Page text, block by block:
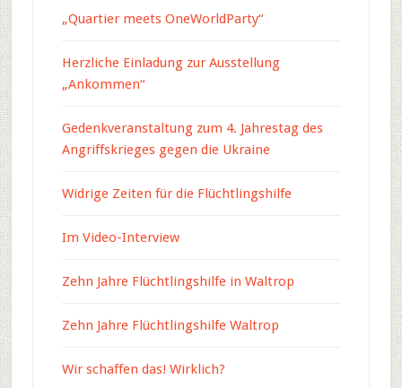
„Quartier meets OneWorldParty“
Herzliche Einladung zur Ausstellung
„Ankommen“
Gedenkveranstaltung zum 4. Jahrestag des
Angriffskrieges gegen die Ukraine
Widrige Zeiten für die Flüchtlingshilfe
Im Video-Interview
Zehn Jahre Flüchtlingshilfe in Waltrop
Zehn Jahre Flüchtlingshilfe Waltrop
Wir schaffen das! Wirklich?